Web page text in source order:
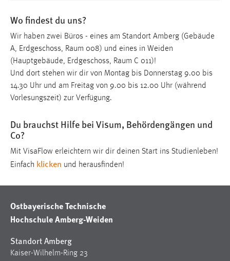
Wo findest du uns?
Wir haben zwei Büros - eines am Standort Amberg (Gebäude
A, Erdgeschoss, Raum 008) und eines in Weiden
(Hauptgebäude, Erdgeschoss, Raum C 011)!
Und dort stehen wir dir von Montag bis Donnerstag 9.00 bis
14.30 Uhr und am Freitag von 9.00 bis 12.00 Uhr (während
Vorlesungszeit) zur Verfügung.
Du brauchst Hilfe bei Visum, Behördengängen und
Co?
Mit VisaFlow erleichtern wir dir deinen Start ins Studienleben!
Einfach klicken und herausfinden!
Ostbayerische Technische
Hochschule Amberg-Weiden
Standort Amberg
Kaiser-Wilhelm-Ring 23
EXTERNE MEDIEN
Um Inhalte von Videoplattformen und Social Media
Plattformen anzeigen zu können, werden von diesen
externen Medien Cookies gesetzt.
YouTube